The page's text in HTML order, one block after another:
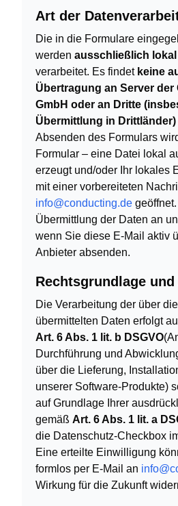
Art der
Die in die Formulare
werden ausschließlich
verarbeitet. Es findet keine
Übertragung an Server
GmbH oder an Dritte
Übermittlung in Drittländer)
Absenden des Formulars
Formular – eine Datei lokal
erzeugt und/oder Ihr lokales
mit einer vorbereiteten
info@conducting.de
Übermittlung der Daten an
wenn Sie diese E-Mail aktiv
Anbieter absenden.
Rechtsgrundlage und
Die Verarbeitung der über
übermittelten Daten erfolgt
Art. 6 Abs. 1 lit. b DSGVO
Durchführung und
über die Lieferung,
unserer Software-Produkte)
auf Grundlage Ihrer
gemäß Art. 6 Abs. 1 lit. a
die Datenschutz-Checkbox
Eine erteilte Einwilligung
formlos per E-Mail an
Wirkung für die Zukunft